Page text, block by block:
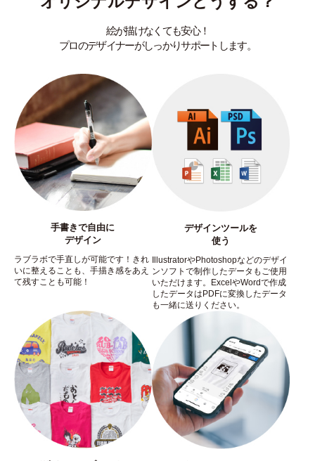
絵が描けなくても安心！
プロのデザイナーがしっかりサポートします。
手書きで自由に
デザイン
ラブラボで手直しが可能です！きれ
いに整えることも、手描き感をあえ
て残すことも可能！
デザインツールを
使う
IllustratorやPhotoshopなどのデザイ
ンソフトで制作したデータもご使用
いただけます。ExcelやWordで作成
したデータはPDFに変換したデータ
も一緒に送りください。